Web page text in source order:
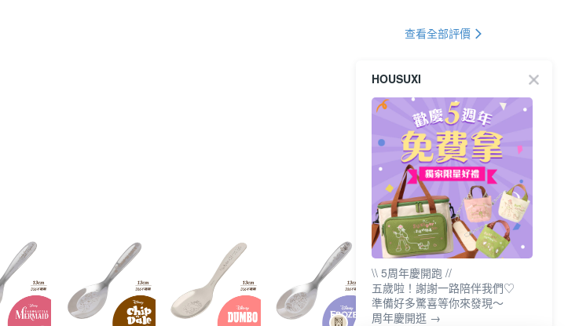
查看全部評價
HOUSUXI
\\ 5周年慶開跑 //
五歲啦！謝謝一路陪伴我們♡
準備好多驚喜等你來發現～
周年慶開逛 →